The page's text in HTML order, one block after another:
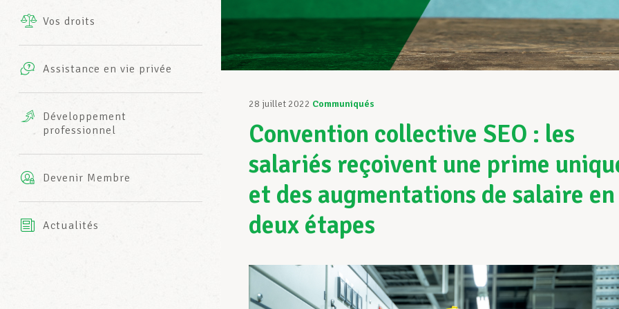
INFO-CENTER
Vos droits
Assistance en vie privée
complémentaires
AXA
Développement
professionnel
Devenir Membre
Actualités
28 juillet 2022 Communiqués
Convention collective SEO : les
salariés reçoivent une prime
et des augmentations de salaire en
deux étapes